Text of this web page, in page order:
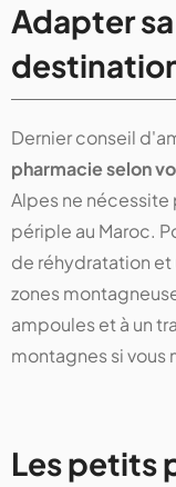
Adapter
Dernier conseil
pharmacie selon
Alpes ne nécessite
périple au Maroc.
de réhydratation
zones
ampoules et à un
montagnes si vous
Les petits